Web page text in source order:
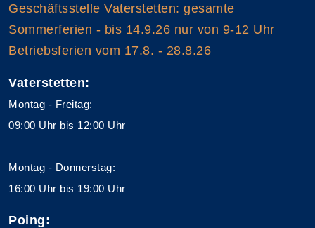
Geschäftsstelle Vaterstetten: gesamte
Sommerferien - bis 14.9.26 nur von 9-12 Uhr
Betriebsferien vom 17.8. - 28.8.26
Vaterstetten:
Montag - Freitag:
09:00 Uhr bis 12:00 Uhr
Montag - Donnerstag:
16:00 Uhr bis 19:00 Uhr
Poing: